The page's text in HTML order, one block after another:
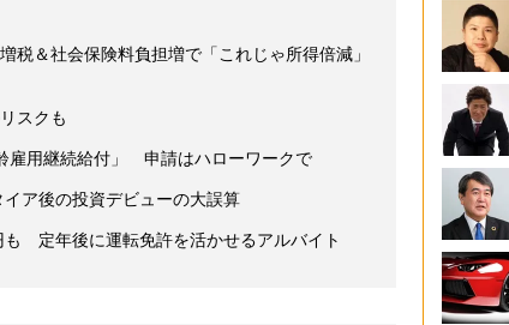
＆社会保険料負担増で「これじゃ所得倍減」
スクも
雇用継続給付」 申請はハローワークで
ア後の投資デビューの大誤算
定年後に運転免許を活かせるアルバイト